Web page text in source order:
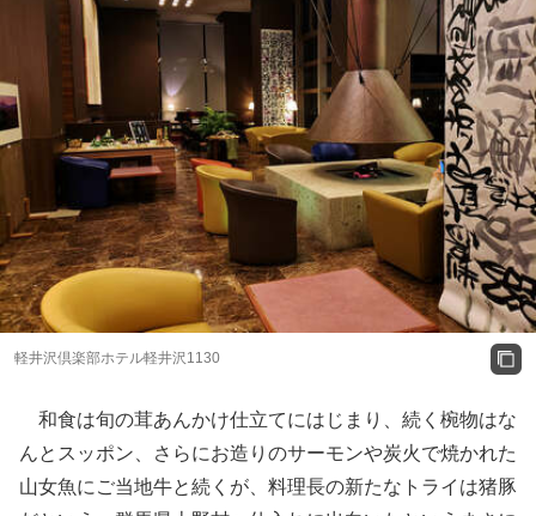
軽井沢倶楽部ホテル軽井沢1130
和食は旬の茸あんかけ仕立てにはじまり、続く椀物はな
んとスッポン、さらにお造りのサーモンや炭火で焼かれた
山女魚にご当地牛と続くが、料理長の新たなトライは猪豚